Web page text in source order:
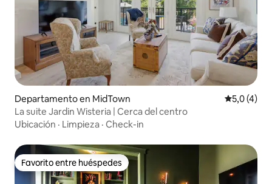
Departamento en MidTown
5,0 (4)
La suite Jardin Wisteria | Cerca del centro
Ubicación · Limpieza · Check-in
Favorito entre huéspedes
Favorito entre huéspedes